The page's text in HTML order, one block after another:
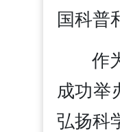
国科普
作
成功举
弘扬科